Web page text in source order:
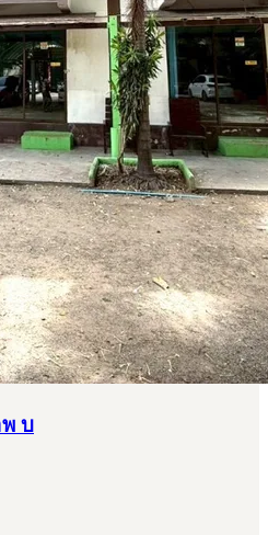
บ